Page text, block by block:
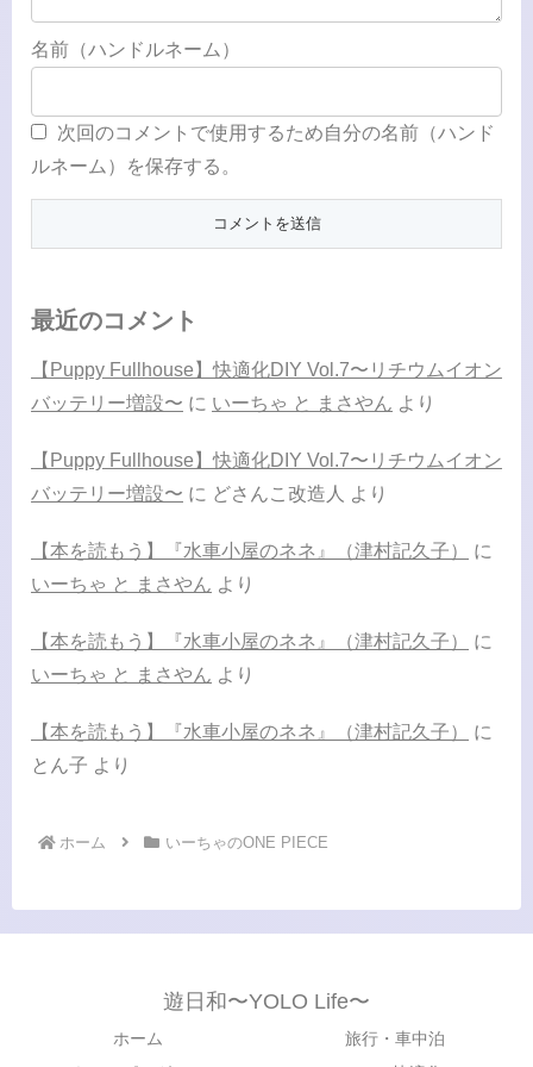
名前（ハンドルネーム）
次回のコメントで使用するため自分の名前（ハンド
ルネーム）を保存する。
最近のコメント
【Puppy Fullhouse】快適化DIY Vol.7〜リチウムイオン
バッテリー増設〜 に いーちゃ と まさやん より
【Puppy Fullhouse】快適化DIY Vol.7〜リチウムイオン
バッテリー増設〜 に どさんこ改造人 より
【本を読もう】『水車小屋のネネ』（津村記久子）
に
いーちゃ と まさやん より
【本を読もう】『水車小屋のネネ』（津村記久子）
に
いーちゃ と まさやん より
【本を読もう】『水車小屋のネネ』（津村記久子）
に
とん子 より
ホーム いーちゃのONE PIECE
遊日和〜YOLO Life〜
ホーム
旅行・車中泊